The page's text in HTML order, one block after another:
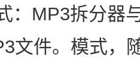
：MP3拆分器
文件。模式，